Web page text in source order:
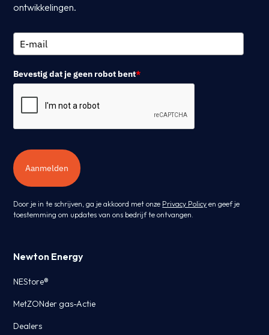
ontwikkelingen.
Bevestig dat je geen robot bent*
Aanmelden
Door je in te schrijven, ga je akkoord met onze Privacy Policy en geef je
toestemming om updates van ons bedrijf te ontvangen.
Newton Energy
NEStore®
MetZONder gas-Actie
Dealers